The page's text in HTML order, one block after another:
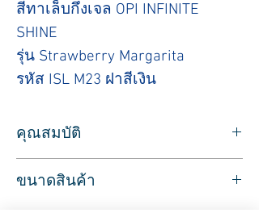
สีทาเล็บกึ่งเจล OPI INFINITE
SHINE
รุ่น Strawberry Margarita
รหัส ISL M23 ฝาสีเงิน
คุณสมบัติ
รุ่น INFINITE SHINE สีทาเล็บกึ่งเจล โทนสี
ขนาดสินค้า